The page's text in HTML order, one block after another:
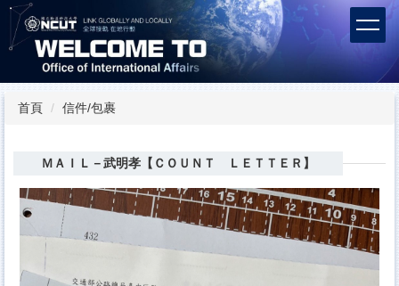
跳
到
主
內
容首頁 信件/包裹
ＭＡＩＬ－武明孝【ＣＯＵＮＴ ＬＥＴＴＥＲ】